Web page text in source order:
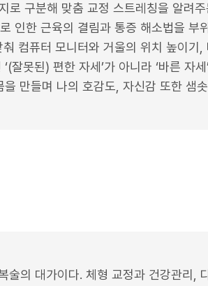
구분해 맞춤 교정 스트레칭을 알려
인한 근육의 결림과 통증 해소법을 부
컴퓨터 모니터와 거울의 위치 높이기
못된) 편한 자세’가 아니라 ‘바른 자
만들며 나의 호감도, 자신감 또한 샘
술의 대가이다. 체형 교정과 건강관리,